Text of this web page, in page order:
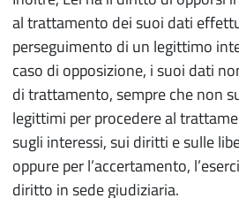
al trattamento dei suoi dati
perseguimento di un legittimo
caso di opposizione, i suoi dati
di trattamento, sempre che non
legittimi per procedere al
sugli interessi, sui diritti e sulle
oppure per l’accertamento,
diritto in sede giudiziaria.